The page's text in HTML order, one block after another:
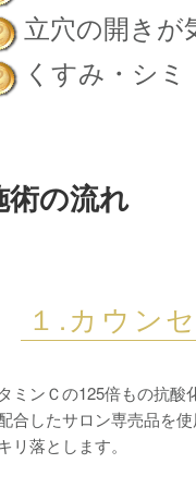
立穴の開きが
くすみ・シミ
術の流れ
１.カウン
ミンＣの125倍もの抗酸
合したサロン専売品を
リ落とします。